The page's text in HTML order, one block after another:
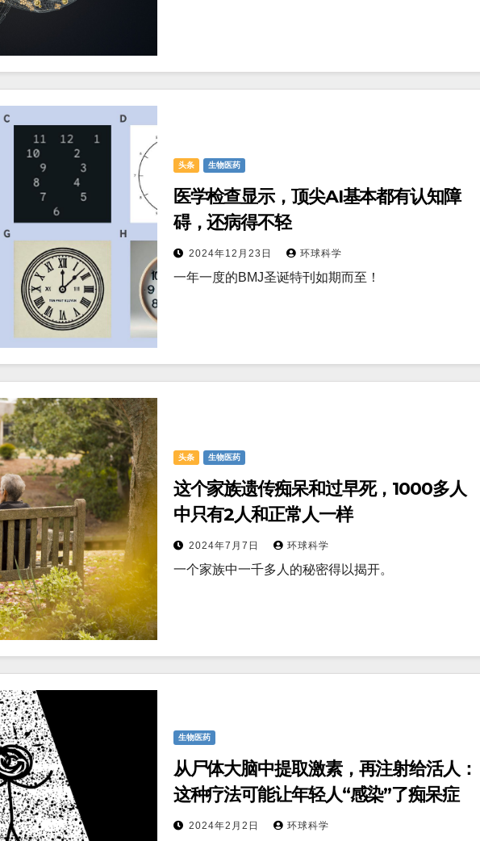
头条 生物医药
医学检查显示，顶尖AI基本都有认知障
碍，还病得不轻
2024年12月23日 环球科学
一年一度的BMJ圣诞特刊如期而至！
头条 生物医药
这个家族遗传痴呆和过早死，1000多人
中只有2人和正常人一样
2024年7月7日 环球科学
一个家族中一千多人的秘密得以揭开。
生物医药
从尸体大脑中提取激素，再注射给活人：
这种疗法可能让年轻人“感染”了痴呆症
2024年2月2日 环球科学